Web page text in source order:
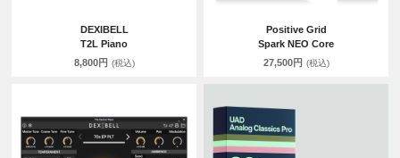
DEXIBELL
T2L Piano
8,800円 (税込)
Positive Grid
Spark NEO Core
27,500円 (税込)